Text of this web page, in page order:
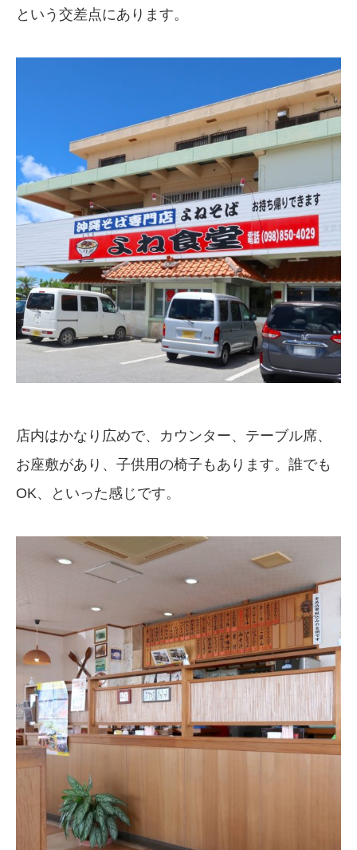
という交差点にあります。
店内はかなり広めで、カウンター、テーブル席、
お座敷があり、子供用の椅子もあります。誰でも
OK、といった感じです。